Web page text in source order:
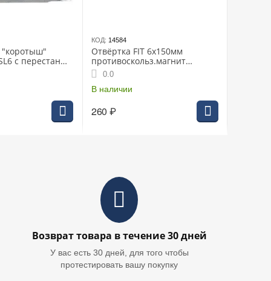
"коротыш"
с перестаным
ручка CrV
КОД: 14584
Отвёртка FIT 6х150мм
противоскольз.магнит
(55146i)
0.0
В наличии
260 ₽
Возврат товара в течение 30 дней
У вас есть 30 дней, для того чтобы
протестировать вашу покупку